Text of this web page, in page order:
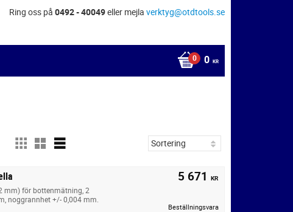
Ring oss på 0492 - 40049eller mejla verktyg@otdtools.se
0 KR
mm) för bottenmätning, 2
noggrannhet +/- 0,004 mm.
5 671 KR
Beställningsvara